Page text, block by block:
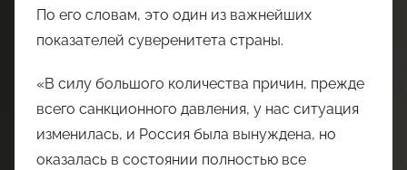
По его словам, это один из важнейших
показателей суверенитета страны.
«В силу большого количества причин, прежде
всего санкционного давления, у нас ситуация
изменилась, и Россия была вынуждена, но
оказалась в состоянии полностью все